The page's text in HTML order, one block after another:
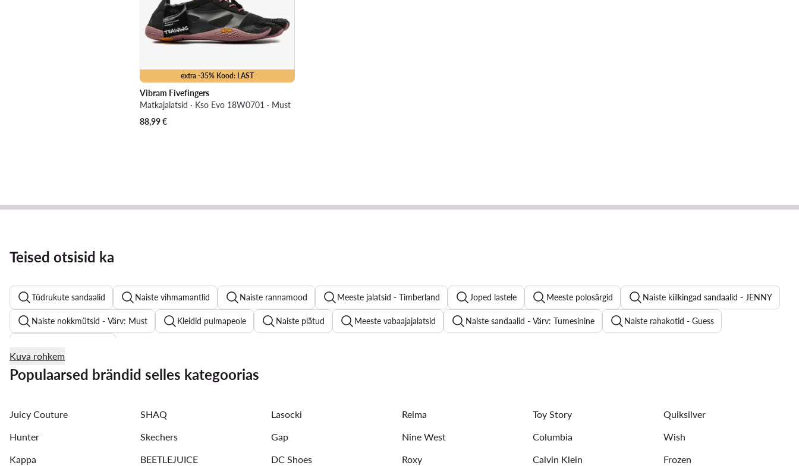
extra -35% Kood: LAST
Vibram Fivefingers
Matkajalatsid · Kso Evo 18W0701 · Must
88,99€
Teised otsisid ka
Tüdrukute sandaalid Naiste vihmamantlid Naiste rannamood Meeste jalatsid - Timberland Joped lastele Meeste polosärgid Naiste kiilkingad sandaalid - JENNY
Naiste nokkmütsid - Värv: Must Kleidid pulmapeole Naiste plätud Meeste vabaajajalatsid Naiste sandaalid - Värv: Tumesinine Naiste rahakotid - Guess
Naiste nokkmütsid Suvekleidid - Materjal: Sünteetiline
Kuva rohkem
Populaarsed brändid selles kategoorias
Juicy Couture SHAQ Lasocki Reima Toy Story
Quiksilver
Hunter
Skechers Gap Nine West Columbia
Wish
Kappa
BEETLEJUICE DC Shoes Roxy Calvin Klein
Frozen